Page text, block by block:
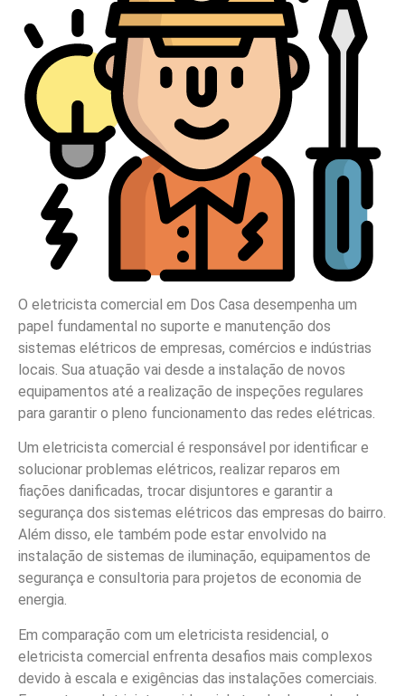
O eletricista comercial em Dos Casa desempenha um
papel fundamental no suporte e manutenção dos
sistemas elétricos de empresas, comércios e indústrias
locais. Sua atuação vai desde a instalação de novos
equipamentos até a realização de inspeções regulares
para garantir o pleno funcionamento das redes elétricas.
Um eletricista comercial é responsável por identificar e
solucionar problemas elétricos, realizar reparos em
fiações danificadas, trocar disjuntores e garantir a
segurança dos sistemas elétricos das empresas do bairro.
Além disso, ele também pode estar envolvido na
instalação de sistemas de iluminação, equipamentos de
segurança e consultoria para projetos de economia de
energia.
Em comparação com um eletricista residencial, o
eletricista comercial enfrenta desafios mais complexos
devido à escala e exigências das instalações comerciais.